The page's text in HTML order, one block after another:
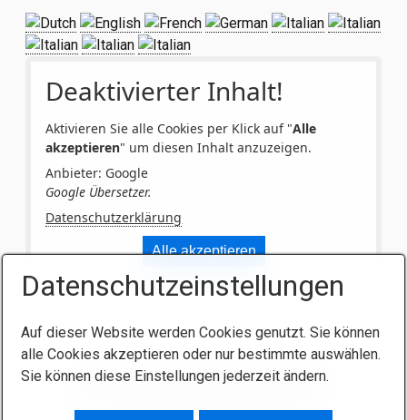
Deaktivierter Inhalt!
Aktivieren Sie alle Cookies per Klick auf "Alle
akzeptieren" um diesen Inhalt anzuzeigen.
Anbieter: Google
Google Übersetzer.
Datenschutzerklärung
Alle akzeptieren
AGB Impressum Kontakt
Datenschutzeinstellungen
Auf dieser Website werden Cookies genutzt. Sie können
alle Cookies akzeptieren oder nur bestimmte auswählen.
Sie können diese Einstellungen jederzeit ändern.